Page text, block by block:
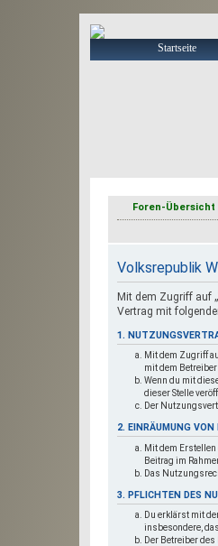
Startseite
Foren-Übersicht
Volksrepublik
Mit dem Zugriff auf
Vertrag mit
1.
Mit dem Zugriff
mit dem
Wenn du mit
dieser Stelle
Der
2. EINRÄUMUNG
Mit dem
Beitrag im
Das
3. PFLICHTEN DES
Du erklärst mit
insbesondere,
Der Betreiber